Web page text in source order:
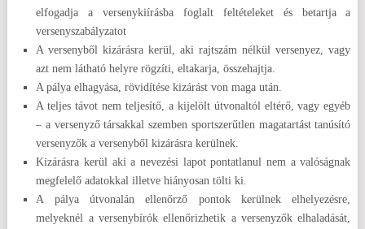
elfogadja a versenykiírásba foglalt feltételeket és betartja a
versenyszabályzatot
A versenyből kizárásra kerül, aki rajtszám nélkül versenyez, vagy
azt nem látható helyre rögzíti, eltakarja, összehajtja.
A pálya elhagyása, rövidítése kizárást von maga után.
A teljes távot nem teljesítő, a kijelölt útvonaltól eltérő, vagy egyéb
– a versenyző társakkal szemben sportszerűtlen magatartást tanúsító
versenyzők a versenyből kizárásra kerülnek.
Kizárásra kerül aki a nevezési lapot pontatlanul nem a valóságnak
megfelelő adatokkal illetve hiányosan tölti ki.
A pálya útvonalán ellenőrző pontok kerülnek elhelyezésre,
melyeknél a versenybírók ellenőrizhetik a versenyzők elhaladását,